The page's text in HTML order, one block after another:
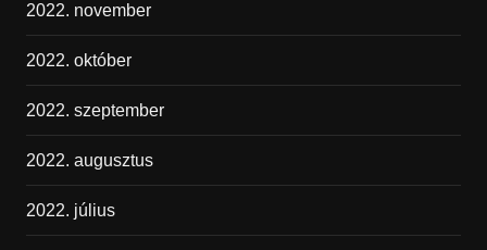
2022. november
2022. október
2022. szeptember
2022. augusztus
2022. július